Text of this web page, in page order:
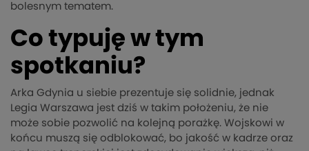
bolesnym tematem.
Co typuję w tym
spotkaniu?
Arka Gdynia u siebie prezentuje się solidnie, jednak
Legia Warszawa jest dziś w takim położeniu, że nie
może sobie pozwolić na kolejną porażkę. Wojskowi w
końcu muszą się odblokować, bo jakość w kadrze oraz